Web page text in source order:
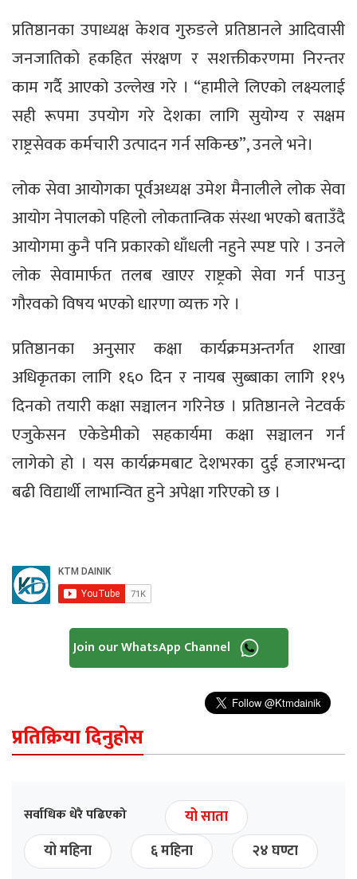
प्रतिष्ठानका उपाध्यक्ष केशव गुरुङले प्रतिष्ठानले आदिवासी
जनजातिको हकहित संरक्षण र सशक्तीकरणमा निरन्तर
काम गर्दै आएको उल्लेख गरे । “हामीले लिएको लक्ष्यलाई
सही रूपमा उपयोग गरे देशका लागि सुयोग्य र सक्षम
राष्ट्रसेवक कर्मचारी उत्पादन गर्न सकिन्छ”, उनले भने।
लोक सेवा आयोगका पूर्वअध्यक्ष उमेश मैनालीले लोक सेवा
आयोग नेपालको पहिलो लोकतान्त्रिक संस्था भएको बताउँदै
आयोगमा कुनै पनि प्रकारको धाँधली नहुने स्पष्ट पारे । उनले
लोक सेवामार्फत तलब खाएर राष्ट्रको सेवा गर्न पाउनु
गौरवको विषय भएको धारणा व्यक्त गरे ।
प्रतिष्ठानका अनुसार कक्षा कार्यक्रमअन्तर्गत शाखा
अधिकृतका लागि १६० दिन र नायब सुब्बाका लागि ११५
दिनको तयारी कक्षा सञ्चालन गरिनेछ । प्रतिष्ठानले नेटवर्क
एजुकेसन एकेडेमीको सहकार्यमा कक्षा सञ्चालन गर्न
लागेको हो । यस कार्यक्रमबाट देशभरका दुई हजारभन्दा
बढी विद्यार्थी लाभान्वित हुने अपेक्षा गरिएको छ ।
Join our WhatsApp Channel
प्रतिक्रिया दिनुहोस
सर्वाधिक धेरै पढिएको
यो साता
यो महिना
६ महिना २४ घण्टा